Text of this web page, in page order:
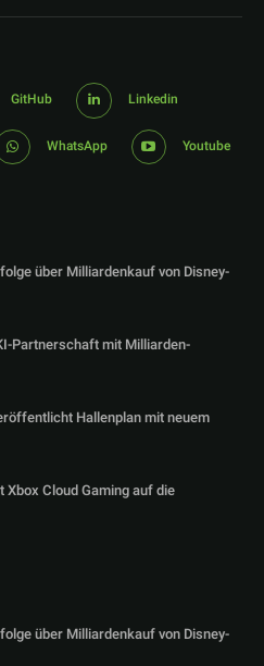
GitHub Linkedin
WhatsApp Youtube
über Milliardenkauf von Disney-
Partnerschaft mit Milliarden-
Hallenplan mit neuem
Cloud Gaming auf die
über Milliardenkauf von Disney-